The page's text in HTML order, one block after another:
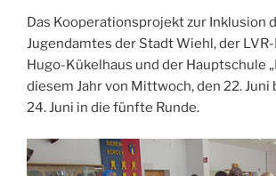
Das Kooperationsprojekt zur Inklusion
Jugendamtes der Stadt Wiehl, der
Hugo-Kükelhaus und der Hauptschule
diesem Jahr von Mittwoch, den 22. Juni
24. Juni in die fünfte Runde.